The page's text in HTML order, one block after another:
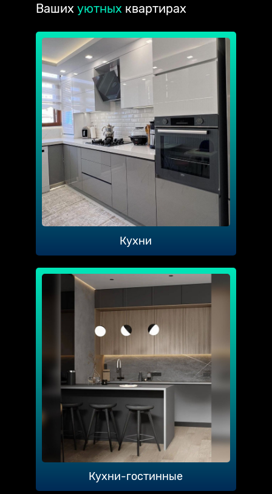
Ваших уютных квартирах
Кухни
Кухни-гостинные